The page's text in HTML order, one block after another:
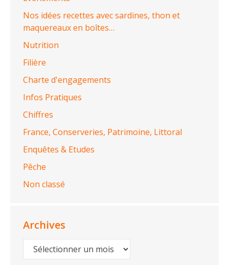
Nos idées recettes avec sardines, thon et
maquereaux en boîtes…
Nutrition
Filière
Charte d'engagements
Infos Pratiques
Chiffres
France, Conserveries, Patrimoine, Littoral
Enquêtes & Etudes
Pêche
Non classé
Archives
Archives